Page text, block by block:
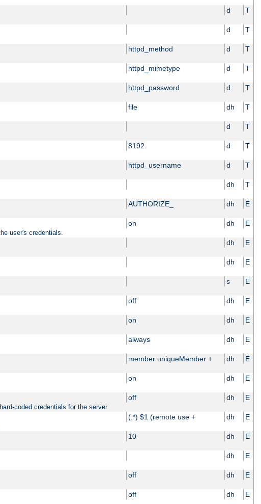
d T
d T
httpd_method d T
httpd_mimetype d T
httpd_password d T
file dh T
d T
8192 d T
httpd_username d T
dh T
AUTHORIZE_ dh E
on dh E
user's credentials.
dh E
dh E
s E
off dh E
on dh E
always dh E
member uniqueMember + dh E
on dh E
off dh E
coded credentials for the server
(.*) $1 (remote use + dh E
10 dh E
dh E
off dh E
off dh E